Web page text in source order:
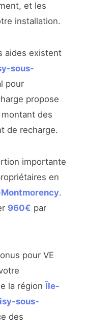
et les
installation.
aides existent
sous-
pour
propose
montant des
de recharge.
importante
en
.
960€ par
pour VE
la région Île-
sous-
des